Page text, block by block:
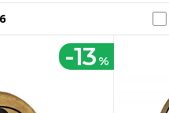
6
-13 %